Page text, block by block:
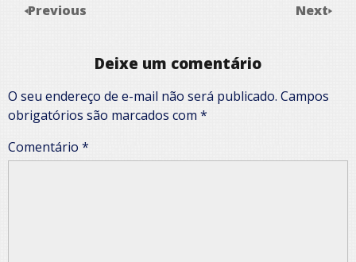
Previous Next
Deixe um comentário
O seu endereço de e-mail não será publicado. Campos
obrigatórios são marcados com *
Comentário *